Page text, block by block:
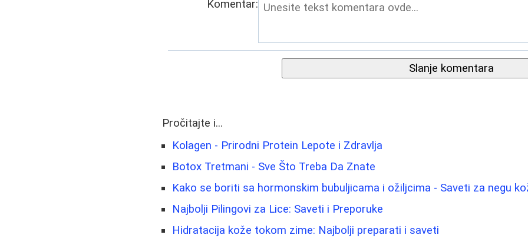
Komentar:
Slanje komentara
Pročitajte i...
Kolagen - Prirodni Protein Lepote i Zdravlja
Botox Tretmani - Sve Što Treba Da Znate
Kako se boriti sa hormonskim bubuljicama i ožiljcima - Saveti za negu
Najbolji Pilingovi za Lice: Saveti i Preporuke
Hidratacija kože tokom zime: Najbolji preparati i saveti